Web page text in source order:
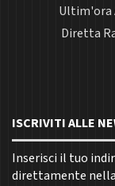
Ultim'ora
Diretta
ISCRIVITI ALLE
Inserisci il tuo
direttamente